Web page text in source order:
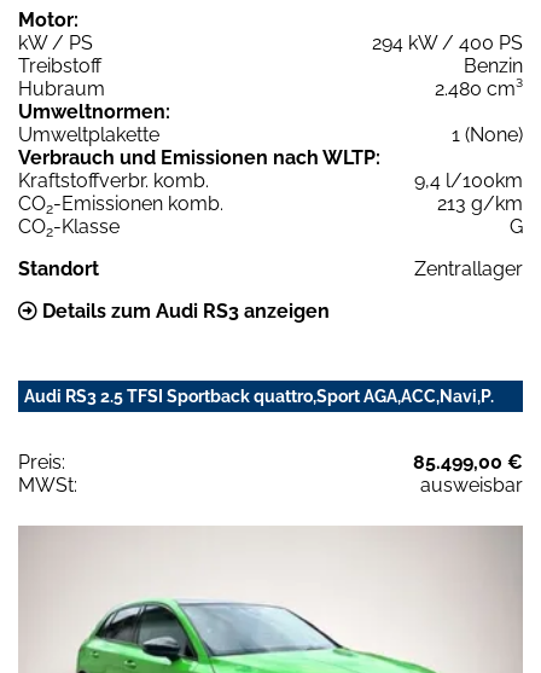
Motor:
kW / PS
294 kW / 400 PS
Treibstoff
Benzin
Hubraum
2.480 cm³
Umweltnormen:
Umweltplakette
1 (None)
Verbrauch und Emissionen nach WLTP:
Kraftstoffverbr. komb.
9,4 l/100km
CO2-Emissionen komb.
213 g/km
CO2-Klasse
G
Standort
Zentrallager
Details zum Audi RS3 anzeigen
Audi RS3 2.5 TFSI Sportback quattro,Sport AGA,ACC,Navi,P.
Preis:
85.499,00 €
MWSt:
ausweisbar